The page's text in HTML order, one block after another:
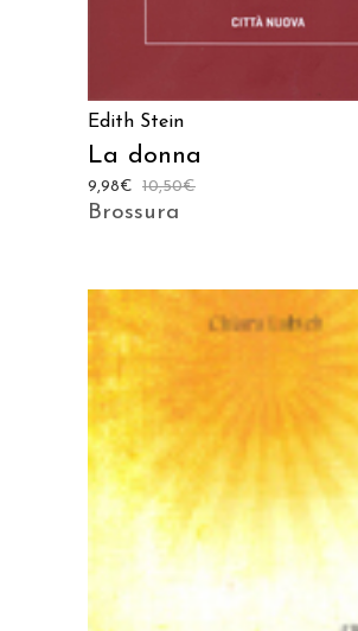
Edith Stein
La donna
10,50€
9,98€
Brossura